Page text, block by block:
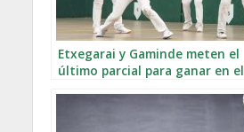
Etxegarai y Gaminde meten el
último parcial para ganar en el